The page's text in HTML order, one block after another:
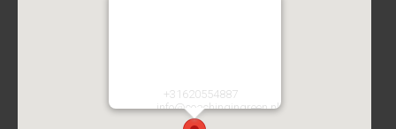
+31620554887
E-mail:info@coachingingreen.nl
https://coachingingreen.nl/